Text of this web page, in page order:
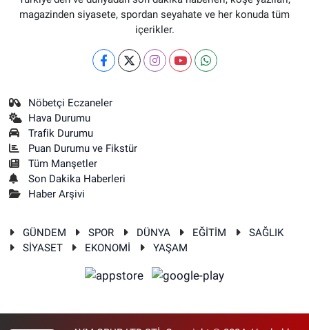
magazinden siyasete, spordan seyahate ve her konuda tüm
içerikler.
Nöbetçi Eczaneler
Hava Durumu
Trafik Durumu
Puan Durumu ve Fikstür
Tüm Manşetler
Son Dakika Haberleri
Haber Arşivi
GÜNDEM SPOR DÜNYA EĞİTİM
SAĞLIK
SİYASET
EKONOMİ YAŞAM